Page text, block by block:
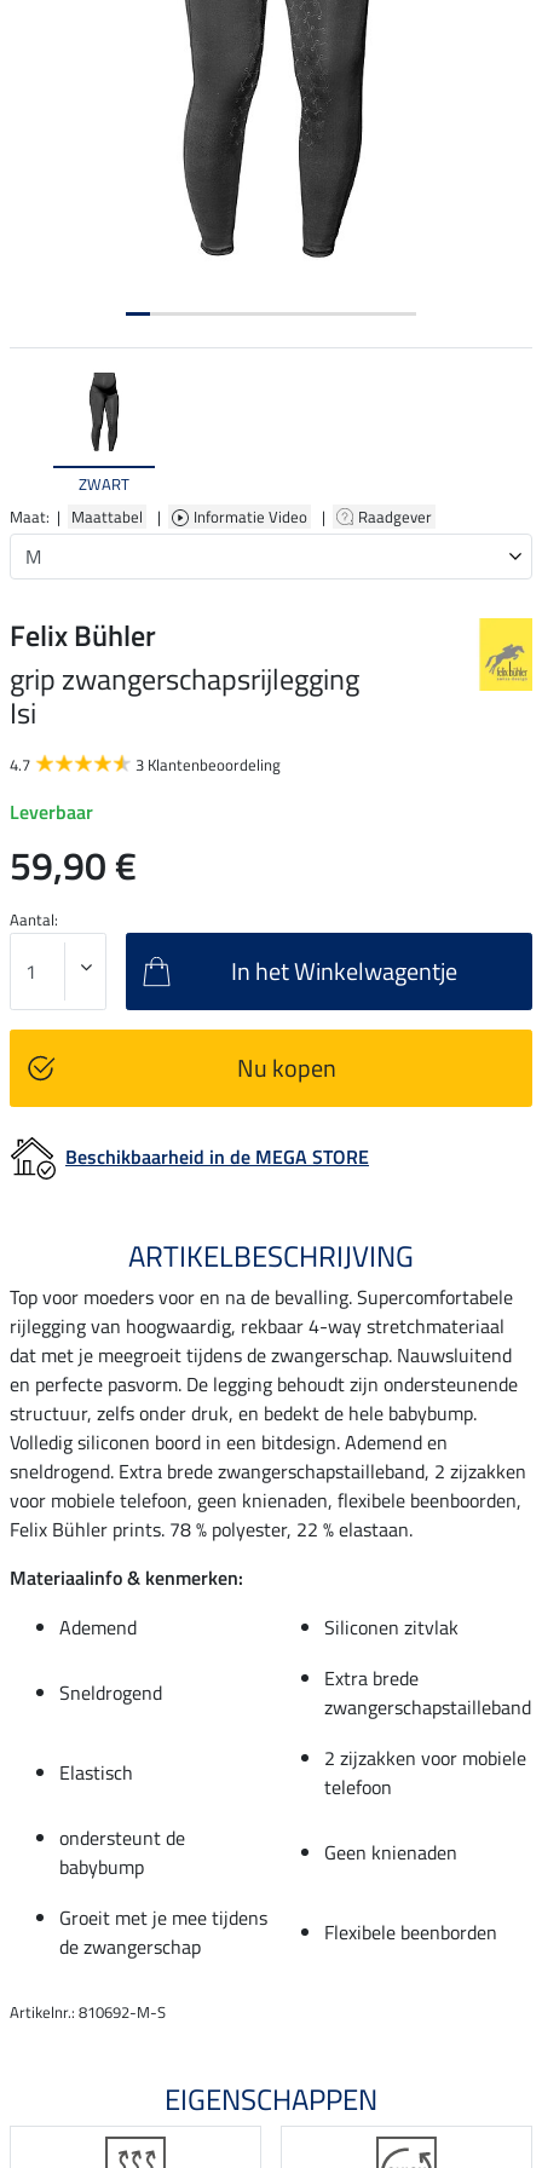
ZWART
Maat: | Maattabel | Informatie Video | Raadgever
Felix Bühler
grip zwangerschapsrijlegging
Isi
4.7 3 Klantenbeoordeling
Leverbaar
59,90 €
Aantal:
In het Winkelwagentje
Nu kopen
Beschikbaarheid in de MEGA STORE
ARTIKELBESCHRIJVING
Top voor moeders voor en na de bevalling. Supercomfortabele
rijlegging van hoogwaardig, rekbaar 4-way stretchmateriaal
dat met je meegroeit tijdens de zwangerschap. Nauwsluitend
en perfecte pasvorm. De legging behoudt zijn ondersteunende
structuur, zelfs onder druk, en bedekt de hele babybump.
Volledig siliconen boord in een bitdesign. Ademend en
sneldrogend. Extra brede zwangerschapstailleband, 2 zijzakken
voor mobiele telefoon, geen knienaden, flexibele beenboorden,
Felix Bühler prints. 78 % polyester, 22 % elastaan.
Materiaalinfo & kenmerken:
Ademend
Siliconen zitvlak
Sneldrogend
Extra brede
zwangerschapstailleband
Elastisch
2 zijzakken voor mobiele
telefoon
ondersteunt de
babybump
Geen knienaden
Groeit met je mee tijdens
de zwangerschap
Flexibele beenborden
Artikelnr.: 810692-M-S
EIGENSCHAPPEN